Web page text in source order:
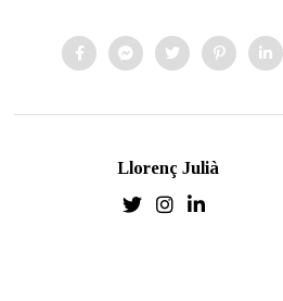
Llorenç Julià